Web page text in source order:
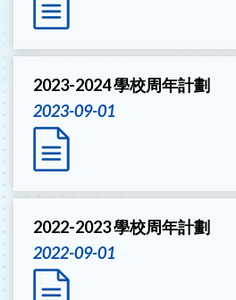
2023-2024 學校周年計劃
2023-09-01
2022-2023 學校周年計劃
2022-09-01